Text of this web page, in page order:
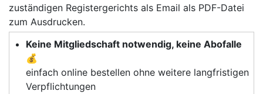
zuständigen Registergerichts als Email als PDF-Datei
zum Ausdrucken.
Keine Mitgliedschaft notwendig, keine Abofalle
💰
einfach online bestellen ohne weitere langfristigen
Verpflichtungen